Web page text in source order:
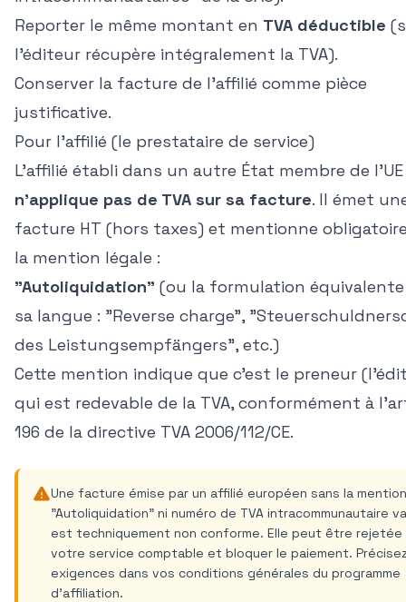
Reporter le même montant en TVA déductible
l'éditeur récupère intégralement la TVA).
Conserver la facture de l'affilié comme pièce
justificative.
Pour l'affilié (le prestataire de service)
L'affilié établi dans un autre État membre de l'UE
n'applique pas de TVA sur sa facture. Il émet
facture HT (hors taxes) et mentionne
la mention légale :
"Autoliquidation" (ou la formulation
sa langue : "Reverse charge",
des Leistungsempfängers", etc.)
Cette mention indique que c'est le preneur
qui est redevable de la TVA, conformément à
196 de la directive TVA 2006/112/CE.
Une facture émise par un affilié européen sans la mention
"Autoliquidation" ni numéro de TVA intracommunautaire
est techniquement non conforme. Elle peut être rejetée
votre service comptable et bloquer le paiement.
exigences dans vos conditions générales du programme
d'affiliation.